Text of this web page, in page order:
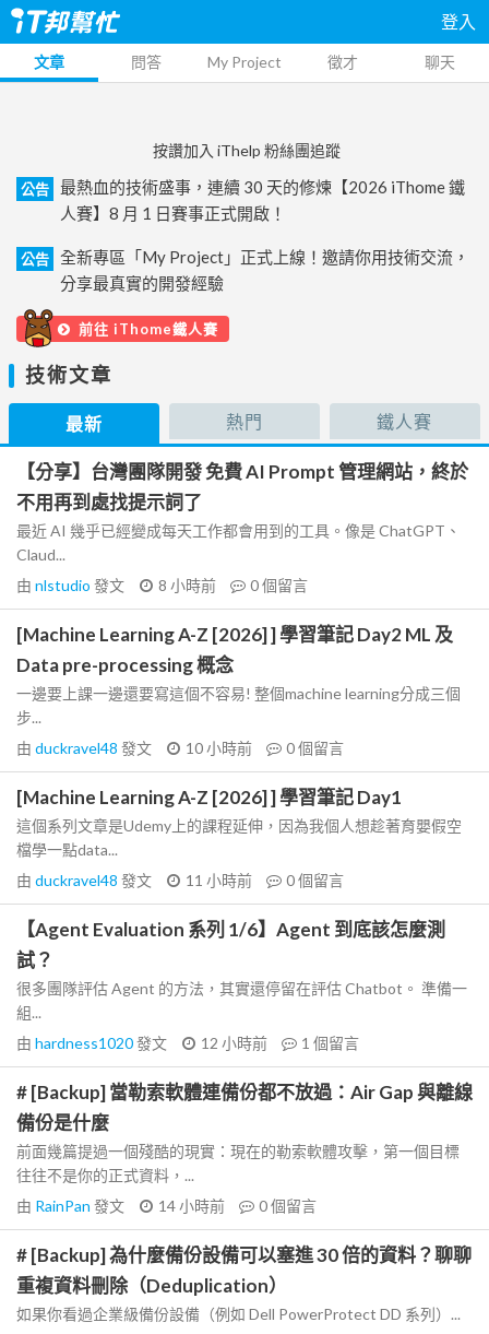
登入
文章 問答 My Project 徵才 聊天
按讚加入 iThelp 粉絲團追蹤
公告
最熱血的技術盛事，連續 30 天的修煉【2026 iThome 鐵
人賽】8 月 1 日賽事正式開啟！
公告
全新專區「My Project」正式上線！邀請你用技術交流，
分享最真實的開發經驗
前往 iThome鐵人賽
技術文章
最新 熱門 鐵人賽
【分享】台灣團隊開發 免費 AI Prompt 管理網站，終於
不用再到處找提示詞了
最近 AI 幾乎已經變成每天工作都會用到的工具。像是 ChatGPT、
Claud...
由 nlstudio 發文 8 小時前 0個留言
[Machine Learning A-Z [2026] ] 學習筆記 Day2 ML 及
Data pre-processing 概念
一邊要上課一邊還要寫這個不容易! 整個machine learning分成三個
步...
由 duckravel48 發文 10 小時前 0個留言
[Machine Learning A-Z [2026] ] 學習筆記 Day1
這個系列文章是Udemy上的課程延伸，因為我個人想趁著育嬰假空
檔學一點data...
由 duckravel48 發文 11 小時前 0個留言
【Agent Evaluation 系列 1/6】Agent 到底該怎麼測
試？
很多團隊評估 Agent 的方法，其實還停留在評估 Chatbot。 準備一
組...
由 hardness1020發文 12 小時前 1 個留言
# [Backup] 當勒索軟體連備份都不放過：Air Gap 與離線
備份是什麼
前面幾篇提過一個殘酷的現實：現在的勒索軟體攻擊，第一個目標
往往不是你的正式資料，...
由 RainPan 發文 14 小時前 0個留言
# [Backup] 為什麼備份設備可以塞進 30 倍的資料？聊聊
重複資料刪除（Deduplication）
如果你看過企業級備份設備（例如 Dell PowerProtect DD 系列）...